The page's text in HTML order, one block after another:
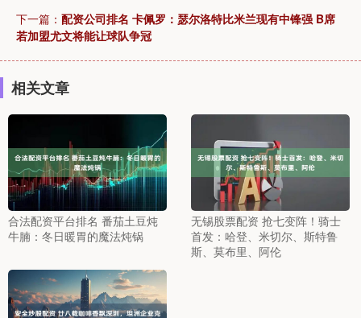
下一篇： 配资公司排名 卡佩罗：瑟尔洛特比米兰现有中锋强 B席
若加盟尤文将能让球队争冠
相关文章
合法配资平台排名 番茄土豆炖
牛腩：冬日暖胃的魔法炖锅
无锡股票配资 抢七变阵！骑士
首发：哈登、米切尔、斯特鲁
斯、莫布里、阿伦